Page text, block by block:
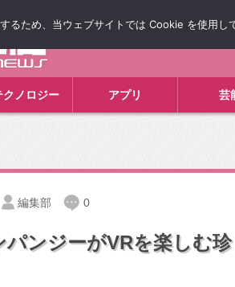
クノロジー アプリ 芸
編集部 0
パンジーがVRを楽しむ
るため、当ウェブサイトでは Cookie を使用